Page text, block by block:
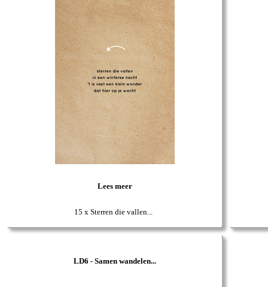
Lees meer
15 x Sterren die vallen...
LD6 - Samen wandelen...